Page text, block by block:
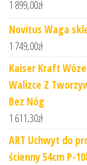
1 899,00zł
Novitus Waga
1 749,00zł
Kaiser Kraft
Walizce Z
Bez Nóg
1 611,30zł
ART Uchwyt do
ścienny 54cm P-